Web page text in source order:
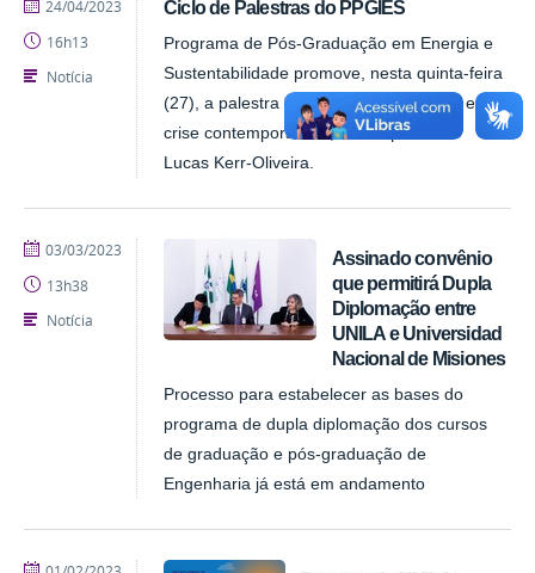
Ciclo de Palestras do PPGIES
Programa de Pós-Graduação em Energia e
Sustentabilidade promove, nesta quinta-feira
(27), a palestra “Geopolítica energética e a
crise contemporânea”, com o professor
Lucas Kerr-Oliveira.
24/04/2023
16h13
Notícia
Assinado convênio
que permitirá Dupla
Diplomação entre
UNILA e Universidad
Nacional de Misiones
Processo para estabelecer as bases do
programa de dupla diplomação dos cursos
de graduação e pós-graduação de
Engenharia já está em andamento
publicado
03/03/2023
13h38
Notícia
publicado